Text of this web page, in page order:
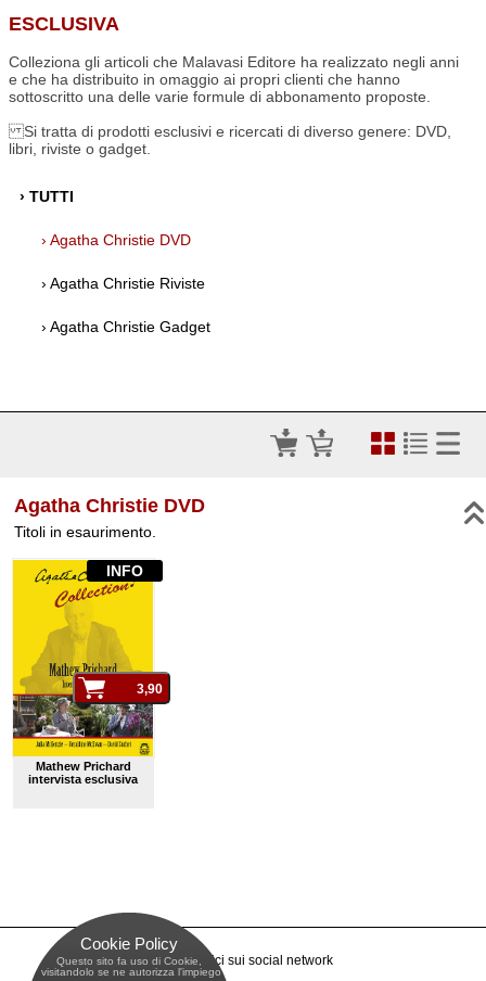
ESCLUSIVA
Colleziona gli articoli che Malavasi Editore ha realizzato negli anni
e che ha distribuito in omaggio ai propri clienti che hanno
sottoscritto una delle varie formule di abbonamento proposte.
Si tratta di prodotti esclusivi e ricercati di diverso genere: DVD,
libri, riviste o gadget.
› TUTTI
› Agatha Christie DVD
› Agatha Christie Riviste
› Agatha Christie Gadget
Agatha Christie DVD
Titoli in esaurimento.
Mathew Prichard
intervista esclusiva
INFO
Raggiungici sui social network
Cookie Policy
Questo sito fa uso di Cookie,
visitandolo se ne autorizza l'impiego